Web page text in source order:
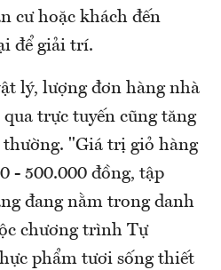
cư hoặc khách đến
để giải trí.
lý, lượng đơn hàng nhà
trực tuyến cũng tăng
thường. "Giá trị giỏ hàng
- 500.000 đồng, tập
đang nằm trong danh
chương trình Tự
phẩm tươi sống thiết